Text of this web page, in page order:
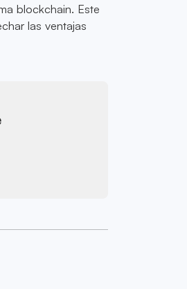
blockchain. Este
las ventajas